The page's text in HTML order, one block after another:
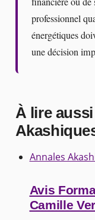
professionnel
énergétiques
une décision
À lire
Annales
Avis
Camille